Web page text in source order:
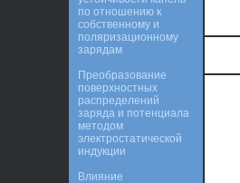
по отношению к
собственному и
поляризационному
зарядам
Преобразование
поверхностных
распределений
заряда и потенциала
методом
электростатической
индукции
Влияние